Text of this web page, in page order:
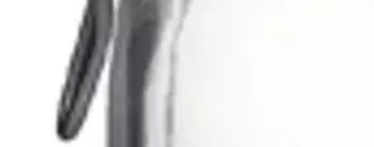
tuotekuvausta
Ominaisuudet